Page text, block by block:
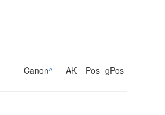
Canon^ AK Pos gPos